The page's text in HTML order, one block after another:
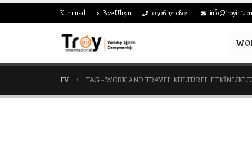
Kurumsal Bize Ulaşın 0506 171 0804
EV TAG -WORK AND TRAVEL KÜLTÜREL